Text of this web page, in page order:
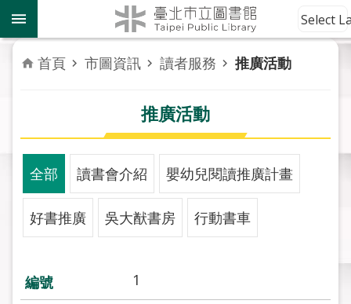
跳到主要內容區塊
到
館
資
訊
者
服
務
活
動
Select
首頁 市圖資訊 讀者服務 推廣活動
推廣活動
全部 讀書會介紹 嬰幼兒閱讀推廣計畫
好書推廣 吳大猷書房 行動書車
1